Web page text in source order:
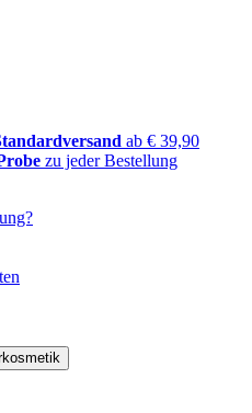
ab € 39,90
zu jeder Bestellung